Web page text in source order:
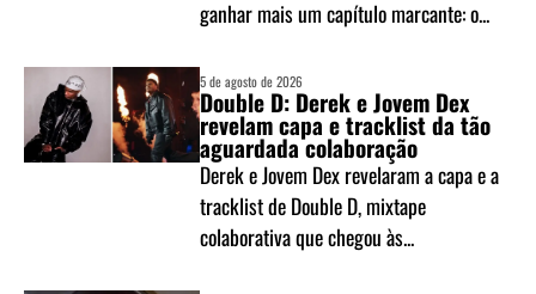
ganhar mais um capítulo marcante: o...
5 de agosto de 2026
Double D: Derek e Jovem Dex
revelam capa e tracklist da tão
aguardada colaboração
Derek e Jovem Dex revelaram a capa e a
tracklist de Double D, mixtape
colaborativa que chegou às...